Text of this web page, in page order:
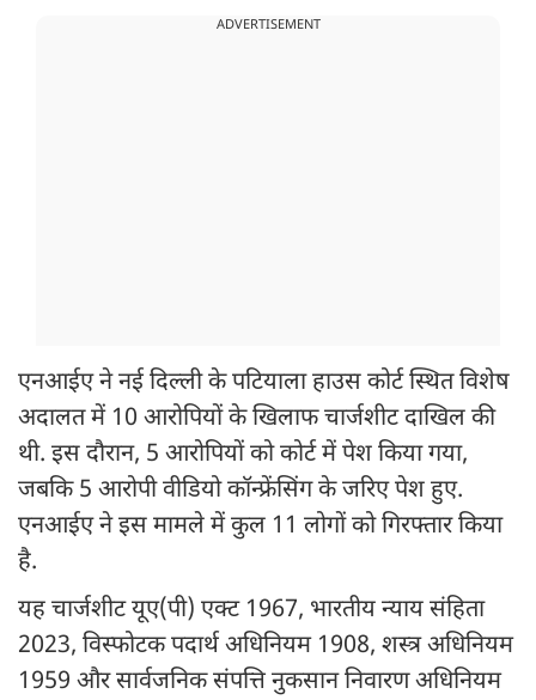
ADVERTISEMENT
एनआईए ने नई दिल्ली के पटियाला हाउस कोर्ट स्थित विशेष
अदालत में 10 आरोपियों के खिलाफ चार्जशीट दाखिल की
थी. इस दौरान, 5 आरोपियों को कोर्ट में पेश किया गया,
जबकि 5 आरोपी वीडियो कॉन्फ्रेंसिंग के जरिए पेश हुए.
एनआईए ने इस मामले में कुल 11 लोगों को गिरफ्तार किया
है.
यह चार्जशीट यूए(पी) एक्ट 1967, भारतीय न्याय संहिता
2023, विस्फोटक पदार्थ अधिनियम 1908, शस्त्र अधिनियम
1959 और सार्वजनिक संपत्ति नुकसान निवारण अधिनियम